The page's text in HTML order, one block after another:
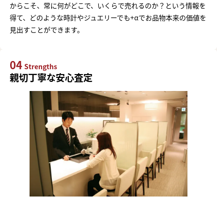
からこそ、常に何がどこで、いくらで売れるのか？という情報を
得て、どのような時計やジュエリーでも+αでお品物本来の価値を
見出すことができます。
04 Strengths
親切丁寧な安心査定